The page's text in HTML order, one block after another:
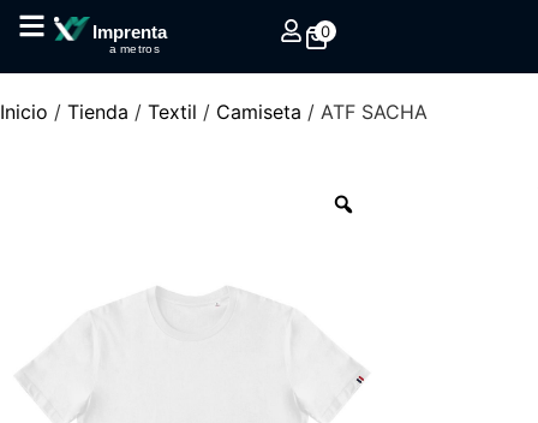
Imprenta
a metros
0
Inicio / Tienda / Textil / Camiseta / ATF SACHA